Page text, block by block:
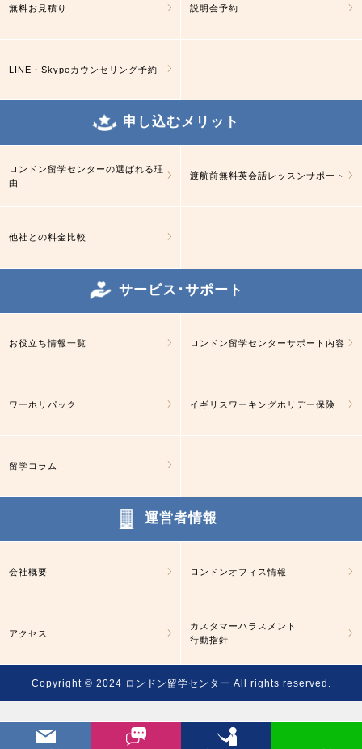
無料お見積り 説明会予約
LINE・Skypeカウンセリング予約
申し込むメリット
ロンドン留学センターの選ばれる理
由
渡航前無料英会話レッスンサポート
他社との料金比較
サービス･サポート
お役立ち情報一覧 ロンドン留学センターサポート内容
ワーホリパック イギリスワーキングホリデー保険
留学コラム
運営者情報
会社概要 ロンドンオフィス情報
アクセス
カスタマーハラスメント
行動指針
Copyright © 2024 ロンドン留学センター All rights reserved.